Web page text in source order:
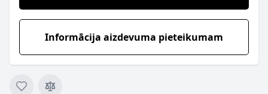
Informācija aizdevuma pieteikumam